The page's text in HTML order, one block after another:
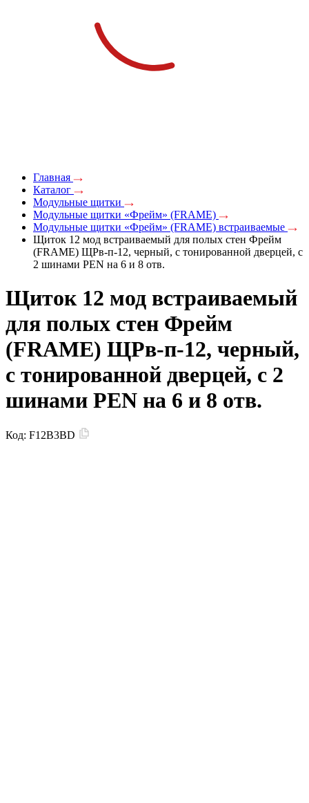
Главная
Каталог
Модульные щитки
Модульные щитки «Фрейм» (FRAME)
Модульные щитки «Фрейм» (FRAME) встраиваемые
Щиток 12 мод встраиваемый для полых стен Фрейм
(FRAME) ЩРв-п-12, черный, с тонированной дверцей, с
2 шинами PEN на 6 и 8 отв.
Щиток 12 мод встраиваемый
для полых стен Фрейм
(FRAME) ЩРв-п-12, черный,
с тонированной дверцей, с 2
шинами PEN на 6 и 8 отв.
Код: F12B3BD